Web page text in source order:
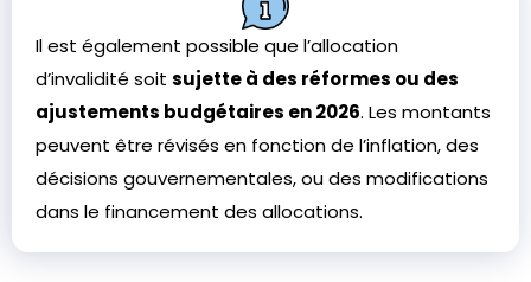
Il est également possible que l’allocation
d’invalidité soit sujette à des réformes ou des
ajustements budgétaires en 2026. Les montants
peuvent être révisés en fonction de l’inflation, des
décisions gouvernementales, ou des modifications
dans le financement des allocations.